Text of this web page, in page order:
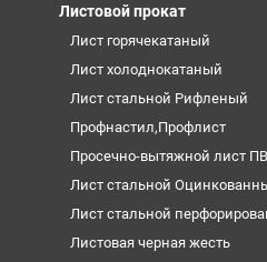
Листовой прокат
Лист горячекатаный
Лист холоднокатаный
Лист стальной Рифленый
Профнастил,Профлист
Просечно-вытяжной лист
Лист стальной
Лист стальной
Листовая черная жесть